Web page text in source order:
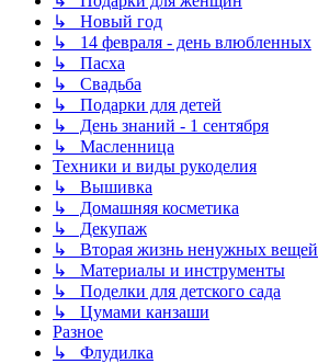
↳ Новый год
↳ 14 февраля - день влюбленных
↳ Пасха
↳ Свадьба
↳ Подарки для детей
↳ День знаний - 1 сентября
↳ Масленница
Техники и виды рукоделия
↳ Вышивка
↳ Домашняя косметика
↳ Декупаж
↳ Вторая жизнь ненужных вещей
↳ Материалы и инструменты
↳ Поделки для детского сада
↳ Цумами канзаши
Разное
↳ Флудилка